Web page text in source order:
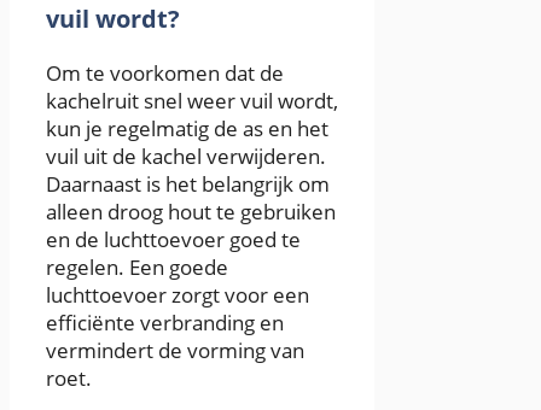
vuil wordt?
Om te voorkomen dat de
kachelruit snel weer vuil wordt,
kun je regelmatig de as en het
vuil uit de kachel verwijderen.
Daarnaast is het belangrijk om
alleen droog hout te gebruiken
en de luchttoevoer goed te
regelen. Een goede
luchttoevoer zorgt voor een
efficiënte verbranding en
vermindert de vorming van
roet.